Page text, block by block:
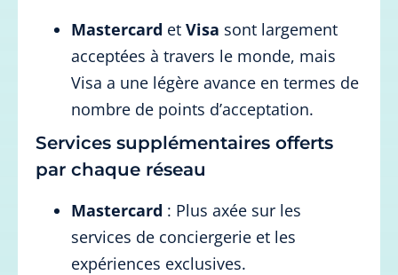
Mastercard et Visa sont largement
acceptées à travers le monde, mais
Visa a une légère avance en termes de
nombre de points d’acceptation.
Services supplémentaires offerts
par chaque réseau
Mastercard : Plus axée sur les
services de conciergerie et les
expériences exclusives.